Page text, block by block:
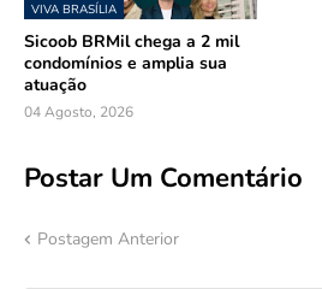
VIVA BRASÍLIA
Sicoob BRMil chega a 2 mil
condomínios e amplia sua
atuação
04 Agosto, 2026
Postar Um Comentário
Postagem Anterior